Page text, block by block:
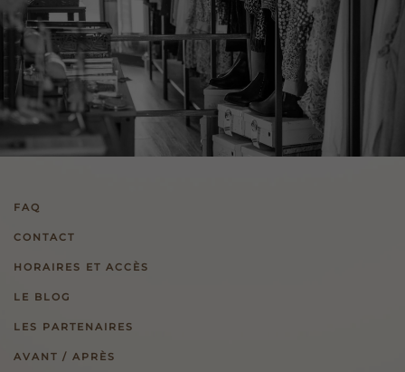
FAQ
CONTACT
HORAIRES ET ACCÈS
LE BLOG
LES PARTENAIRES
AVANT / APRÈS